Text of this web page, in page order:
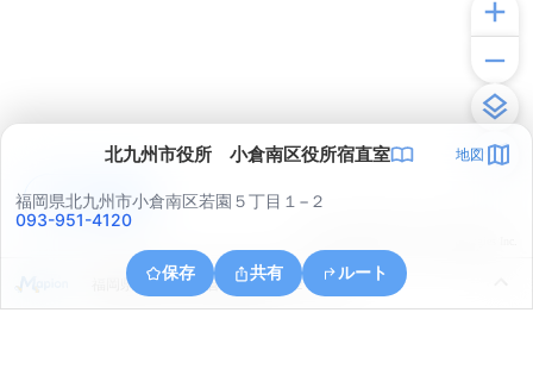
北九州市役所 小倉南区役所宿直室 地図
福岡県北九州市小倉南区若園５丁目１−２
093-951-4120
保存 共有 ルート
福岡県北九州市小倉北区霧ケ丘２丁目５
アプリで見る